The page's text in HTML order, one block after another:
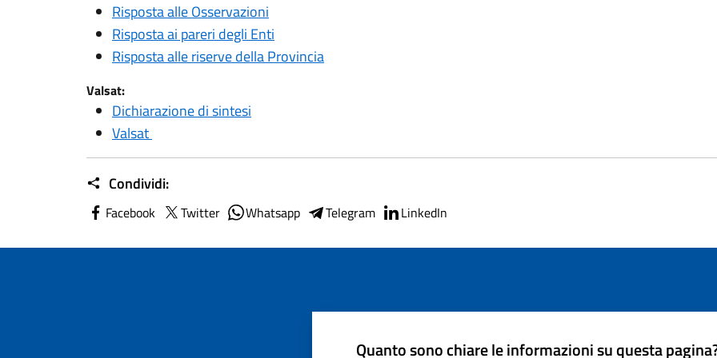
Risposta alle Osservazioni
Risposta ai pareri degli Enti
Risposta alle riserve della Provincia
Valsat:
Dichiarazione di sintesi
Valsat
Condividi:
Facebook Twitter Whatsapp Telegram LinkedIn
Quanto sono chiare le informazioni su questa